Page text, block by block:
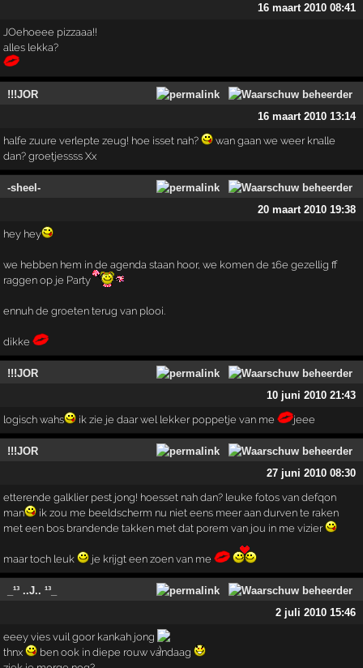
16 maart 2010 08:41
JOehoeee pizzaaa!!
alles lekka?
!!!JOR
16 maart 2010 13:14
halfe zuure verlepte zeug! hoe isset nah?
wan gaan we weer knalle
dan? groetjessss Xx
-sheel-
20 maart 2010 19:38
hey hey
we hebben hem in de agenda staan hoor, we komen de 16e gezellig ff
raggen op je Party
ennuh de groeten terug van plooi.
dikke
!!!JOR
10 juni 2010 21:43
logisch wahs ik zie je daar wel lekker poppetje van me jeee
!!!JOR
27 juni 2010 08:30
etterende galklier pest jong! hoesset nah dan? leuke fotos van defqon
man
ik zou me beeldscherm nu niet eens meer aan durven te raken
met een bos brandende takken met dat porem van jou in me vizier
maar toch leuk je krijgt een zoen van me
_¹³ ..J.. ¹³_
2 juli 2010 15:46
eeey vies vuil goor kankah jong
thnx
ben ook in diepe rouw vandaag